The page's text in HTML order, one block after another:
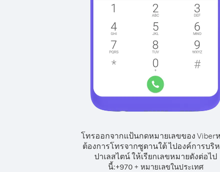
โทรออกจากแป้นกดหมายเลขของ Viber
ต้องการโทรจากซูดานใต้ ไปองค์การบริ
ปาเลสไตน์ ให้เรียกเลขหมายดังต่อไป
นี้:+970+ หมายเลขในประเทศ